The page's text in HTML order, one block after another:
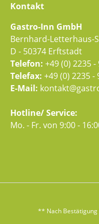
Kontakt
Gastro-Inn GmbH
Bernhard-Letterhaus-
D - 50374 Erftstadt
Telefon: +49 (0) 2235 -
Telefax: +49 (0) 2235 -
E-Mail:
Hotline/ Service:
Mo. - Fr. von 9:00 -
** Nach Bestätigung